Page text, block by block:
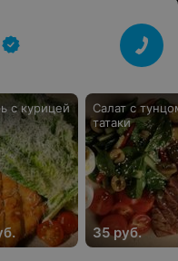
с курицей
Салат с
татаки
35 руб.